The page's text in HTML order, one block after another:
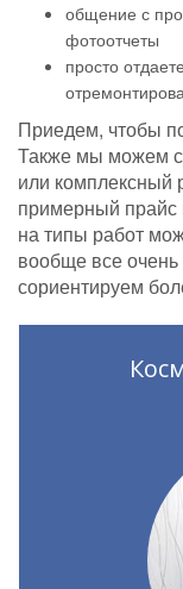
общение с
фотоотчеты
просто
Приедем, чтобы
Также мы можем
или
примерный прайс
на типы работ
вообще все
сориентируем